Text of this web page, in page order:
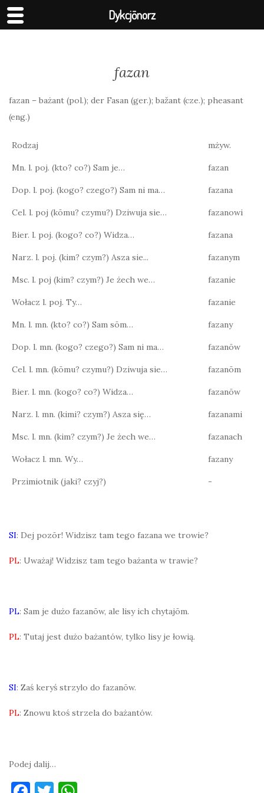
fazan
fazan – bażant (pol.); der Fasan (ger.); bažant (cze.); pheasant
(eng.)
Rodzaj mżyw.
Mn. l. poj. (kto? co?) Sam je… fazan
Dop. l. poj. (kogo? czego?) Sam ni ma… fazana
Cel. l. poj (kōmu? czymu?) Dziwuja sie… fazanowi
Bier. l. poj. (kogo? co?) Widza… fazana
Narz. l. poj. (kim? czym?) Asza sie... fazanym
Msc. l. poj (kim? czym?) Je żech we… fazanie
Wołacz l. poj. Ty… fazanie
Mn. l. mn. (kto? co?) Sam sōm… fazany
Dop. l. mn. (kogo? czego?) Sam ni ma… fazanōw
Cel. l. mn. (kōmu? czymu?) Dziwuja sie… fazanōm
Bier. l. mn. (kogo? co?) Widza… fazanōw
Narz. l. mn. (kimi? czym?) Asza się… fazanami
Msc. l. mn. (kim? czym?) Je żech we… fazanach
Wołacz l. mn. Wy… fazany
Przimiotnik (jaki? czyj?) -
SI: Dej pozōr! Widzisz tam tego fazana we trowie?
PL: Uważaj! Widzisz tam tego bażanta w trawie?
PL: Sam je dużo fazanōw, ale lisy ich chytajōm.
PL: Tutaj jest dużo bażantów, tylko lisy je łowią.
SI: Zaś keryś strzylo do fazanōw.
PL: Znowu ktoś strzela do bażantów.
Podej dalij…
Dykcjōnorz